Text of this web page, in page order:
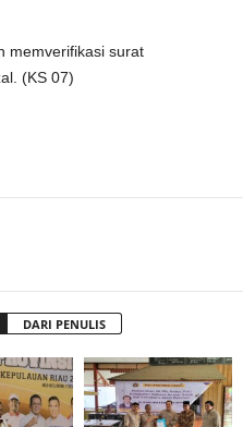
memverifikasi surat
(KS 07)
DARI PENULIS